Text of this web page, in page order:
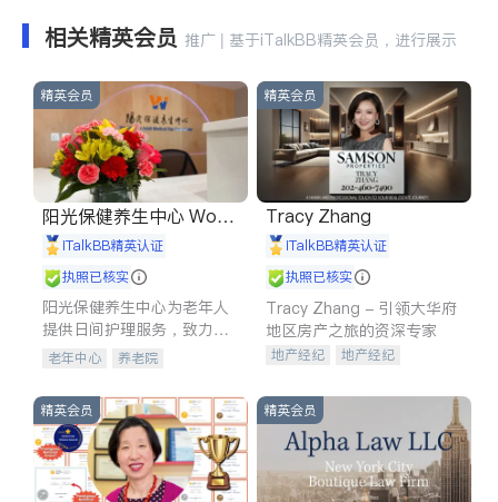
相关精英会员 推广 | 基于iTalkBB精英会员，进行展示
精英会员
阳光保健养生中心 World
shine
iTalkBB精英认证
执照已核实
阳光保健养生中心为老年人
提供日间护理服务，致力于
通过持续的护理创新来有效
老年中心 养老院
精英会员
Tracy Zhang
iTalkBB精英认证
执照已核实
Tracy Zhang - 引领大华府
地区房产之旅的资深专家
地产经纪
地产经纪
商铺租售
精英会员 精英会员